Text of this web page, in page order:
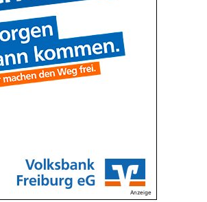
Anzeige